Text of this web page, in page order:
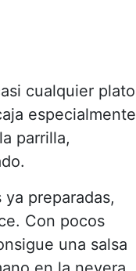
cualquier plato
especialmente
parrilla,
preparadas,
Con pocos
una salsa